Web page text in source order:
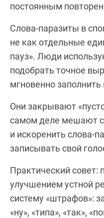
постоянным
Слова-паразиты в
не как отдельные
пауз». Люди
подобрать точное
мгновенно заполнить
Они закрывают
самом деле мешают
и искоренить слова-
записывать свой
Практический совет:
улучшением устной
систему «штрафов»:
«ну», «типа», «так»,